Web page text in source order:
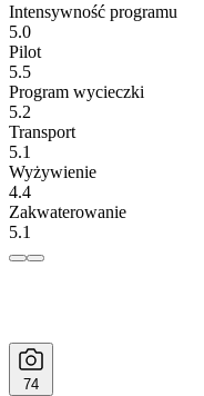
Intensywność programu
5.0
Pilot
5.5
Program wycieczki
5.2
Transport
5.1
Wyżywienie
4.4
Zakwaterowanie
5.1
74